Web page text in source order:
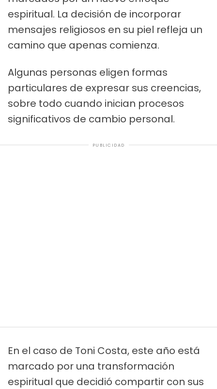
espiritual. La decisión de incorporar
mensajes religiosos en su piel refleja un
camino que apenas comienza.
Algunas personas eligen formas
particulares de expresar sus creencias,
sobre todo cuando inician procesos
significativos de cambio personal.
PUBLICIDAD
En el caso de Toni Costa, este año está
marcado por una transformación
espiritual que decidió compartir con sus